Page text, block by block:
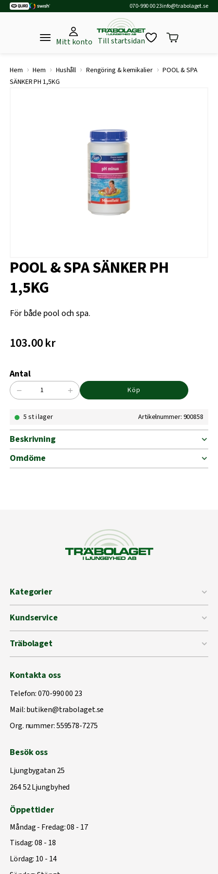
070-990 00 23info@trabolaget.se
Mitt konto Till startsidan
Hem › Hem › Hushåll › Rengöring & kemikalier › POOL & SPA
SÄNKER PH 1,5KG
POOL & SPA SÄNKER PH
1,5KG
För både pool och spa.
103.00kr
Antal
POOL
SPA
PH
mängd
− + Köp
5 st i lager Artikelnummer: 900858
Beskrivning
Omdöme
Kategorier
Kundservice
Träbolaget
Kontakta oss
Telefon:070-990 00 23
Mail:butiken@trabolaget.se
Org. nummer: 559578-7275
Besök oss
Ljungbygatan 25
264 52 Ljungbyhed
Öppettider
Måndag - Fredag: 08 - 17
Tisdag: 08 - 18
Lördag: 10 - 14